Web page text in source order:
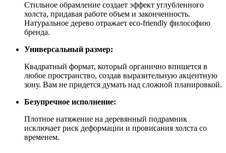
Стильное обрамление создает эффект углубленного
холста, придавая работе объем и законченность.
Натуральное дерево отражает eco-friendly философию
бренда.
Универсальный размер:
Квадратный формат, который органично впишется в
любое пространство, создав выразительную акцентную
зону. Вам не придется думать над сложной планировкой.
Безупречное исполнение:
Плотное натяжение на деревянный подрамник
исключает риск деформации и провисания холста со
временем.